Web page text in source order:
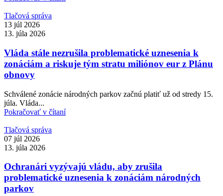
Tlačová správa
13 júl 2026
13. júla 2026
Vláda stále nezrušila problematické uznesenia k
zonáciám a riskuje tým stratu miliónov eur z Plánu
obnovy
Schválené zonácie národných parkov začnú platiť už od stredy 15.
júla. Vláda...
Pokračovať v čítaní
Tlačová správa
07 júl 2026
13. júla 2026
Ochranári vyzývajú vládu, aby zrušila
problematické uznesenia k zonáciám národných
parkov